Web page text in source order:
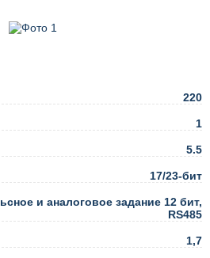
220
1
5.5
17/23-бит
и аналоговое задание 12 бит,
RS485
1,7